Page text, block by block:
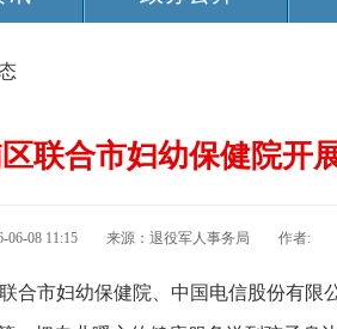
联合市妇幼保健院开
06-08 11:15 来源：退役军人事务局 作者:
市妇幼保健院、中国电信股份有限